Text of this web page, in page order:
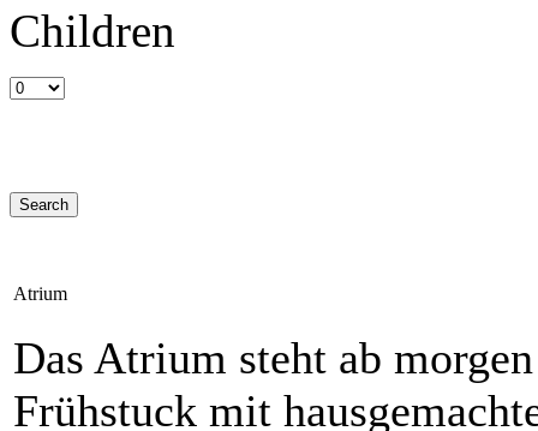
Children
Atrium
Das Atrium steht ab
Frühstuck mit